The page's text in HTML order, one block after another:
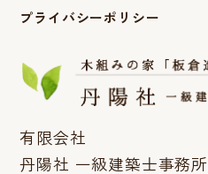
有限会社
丹陽社 一級建築士事務所
プライバシーポリシー